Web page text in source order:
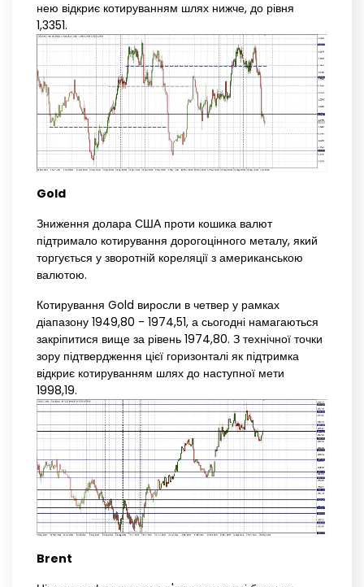
нею відкриє котируванням шлях нижче, до рівня
1,3351.
Gold
Зниження долара США проти кошика валют
підтримало котирування дорогоцінного металу, який
торгується у зворотній кореляції з американською
валютою.
Котирування Gold виросли в четвер у рамках
діапазону 1949,80 - 1974,51, а сьогодні намагаються
закріпитися вище за рівень 1974,80. З технічної точки
зору підтвердження цієї горизонталі як підтримка
відкриє котируванням шлях до наступної мети
1998,19.
Brent